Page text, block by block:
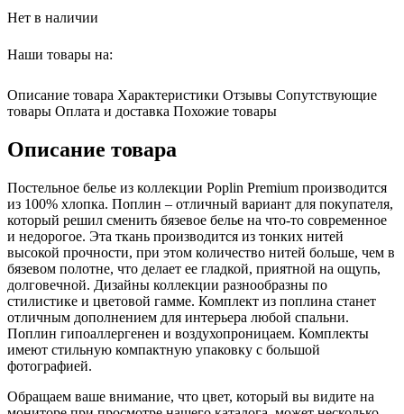
Нет в наличии
Наши товары на:
Описание товара Характеристики Отзывы Сопутствующие
товары Оплата и доставка Похожие товары
Описание товара
Постельное белье из коллекции Poplin Premium производится
из 100% хлопка. Поплин – отличный вариант для покупателя,
который решил сменить бязевое белье на что-то современное
и недорогое. Эта ткань производится из тонких нитей
высокой прочности, при этом количество нитей больше, чем в
бязевом полотне, что делает ее гладкой, приятной на ощупь,
долговечной. Дизайны коллекции разнообразны по
стилистике и цветовой гамме. Комплект из поплина станет
отличным дополнением для интерьера любой спальни.
Поплин гипоаллергенен и воздухопроницаем. Комплекты
имеют стильную компактную упаковку с большой
фотографией.
Обращаем ваше внимание, что цвет, который вы видите на